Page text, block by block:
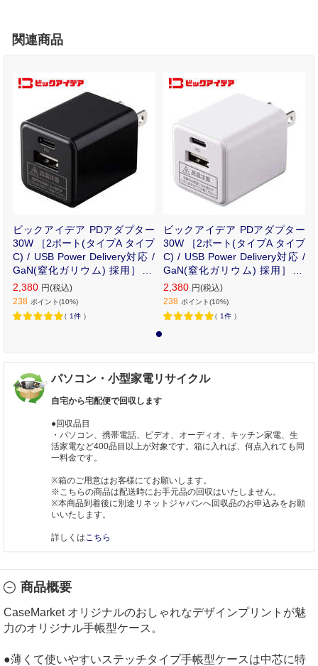
関連商品
ビックアイデア PDアダプター
30W ［2ポート(タイプA タイプ
C) / USB Power Delivery対応 /
GaN(窒化ガリウム) 採用］ ブ
ラック BIT-ACPD302AK
2,380 円(税込)
238 ポイント(10%)
（ 1件 ）
ビックアイデア PDアダプター
30W ［2ポート(タイプA タイプ
C) / USB Power Delivery対応 /
GaN(窒化ガリウム) 採用］ ホ
ワイト BIT-ACPD302AW
2,380 円(税込)
238 ポイント(10%)
（ 1件 ）
パソコン・小型家電リサイクル
自宅から宅配便で回収します
●回収品目
・パソコン、携帯電話、ビデオ、オーディオ、キッチン家電、生
活家電など400品目以上が対象です。箱に入れば、何点入れても同
一料金です。
※箱のご用意はお客様にてお願いします。
※こちらの商品は配送時にお手元品の回収はいたしません。
※本商品到着後に別途リネットジャパンへ回収品のお申込みをお願
いいたします。
詳しくはこちら
商品概要
CaseMarket オリジナルのおしゃれなデザインプリントが魅
力のオリジナル手帳型ケース。
●薄くて使いやすいステッチタイプ手帳型ケースは中芯に特